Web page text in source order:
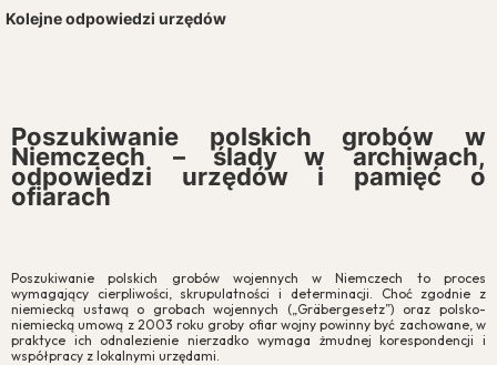
Kolejne odpowiedzi urzędów
Poszukiwanie polskich grobów w
Niemczech – ślady w archiwach,
odpowiedzi urzędów i pamięć o
ofiarach
Poszukiwanie polskich grobów wojennych w Niemczech to proces
wymagający cierpliwości, skrupulatności i determinacji. Choć zgodnie z
niemiecką ustawą o grobach wojennych („Gräbergesetz”) oraz polsko-
niemiecką umową z 2003 roku groby ofiar wojny powinny być zachowane, w
praktyce ich odnalezienie nierzadko wymaga żmudnej korespondencji i
współpracy z lokalnymi urzędami.